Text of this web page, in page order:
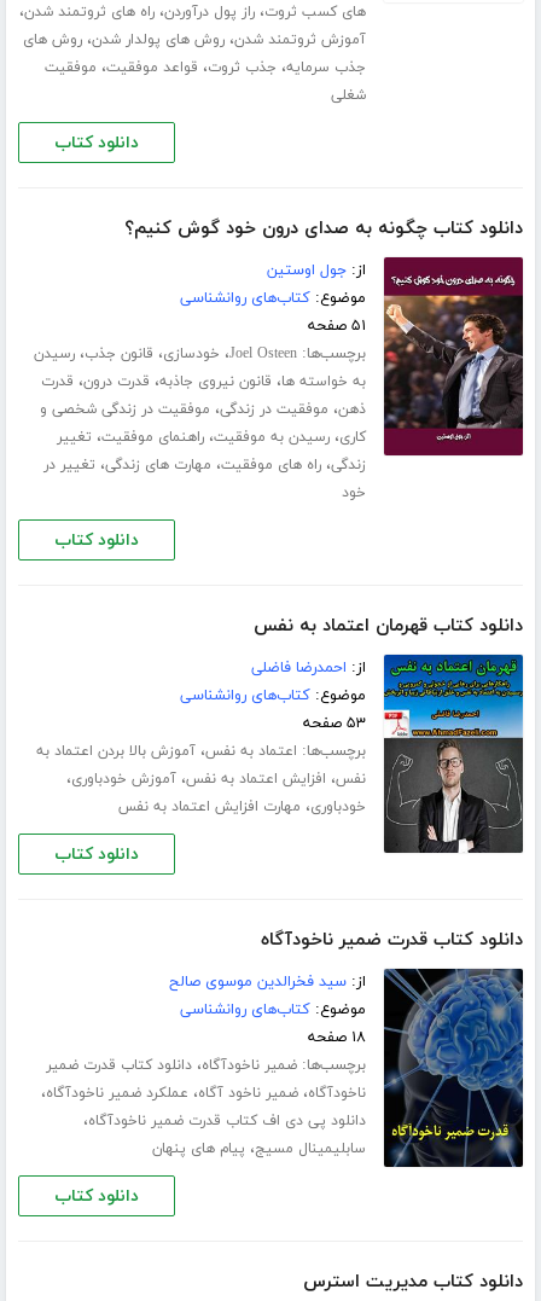
های کسب ثروت،راز پول درآوردن،راه های ثروتمند شدن،
آموزش ثروتمند شدن،روش های پولدار شدن،روش های
جذب سرمایه، جذب ثروت، قواعد موفقیت، موفقیت
شغلی
دانلود کتاب
دانلود کتاب چگونه به صدای درون خود گوش کنیم؟
از:جول اوستین
موضوع:کتاب‌های روانشناسی
۵۱ صفحه
برچسب‌ها:Joel Osteen، خودسازی، قانون جذب،رسیدن
به خواسته ها، قانون نیروی جاذبه، قدرت درون، قدرت
ذهن، موفقیت در زندگی، موفقیت در زندگی شخصی و
کاری،رسیدن به موفقیت،راهنمای موفقیت، تغییر
زندگی،راه های موفقیت، مهارت های زندگی، تغییر در
خود
دانلود کتاب
دانلود کتاب قهرمان اعتماد به نفس
از: احمدرضا فاضلی
موضوع:کتاب‌های روانشناسی
۵۳ صفحه
برچسب‌ها: اعتماد به نفس،آموزش بالا بردن اعتماد به
نفس، افزایش اعتماد به نفس،آموزش خودباوری،
خودباوری، مهارت افزایش اعتماد به نفس
دانلود کتاب
دانلود کتاب قدرت ضمیر ناخودآگاه
از:سید فخرالدین موسوی صالح
موضوع:کتاب‌های روانشناسی
۱۸ صفحه
برچسب‌ها:ضمیر ناخودآگاه،دانلود کتاب قدرت ضمیر
ناخودآگاه،ضمیر ناخود آگاه، عملکرد ضمیر ناخودآگاه،
دانلود پی دی اف کتاب قدرت ضمیر ناخودآگاه،
سابلیمینال مسیج، پیام های پنهان
دانلود کتاب
دانلود کتاب مدیریت استرس